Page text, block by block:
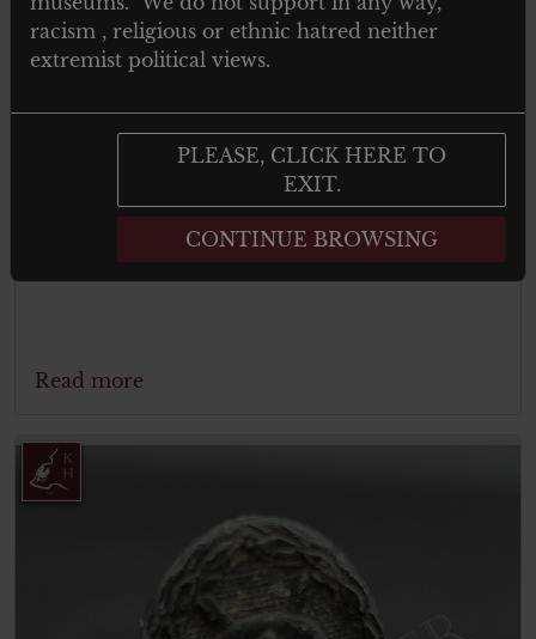
Wendetarnparka Splittertarn und weiss
– German camo parka
Read more
racism , religious or ethnic hatred neither
extremist political views.
PLEASE, CLICK HERE TO
EXIT.
CONTINUE BROWSING